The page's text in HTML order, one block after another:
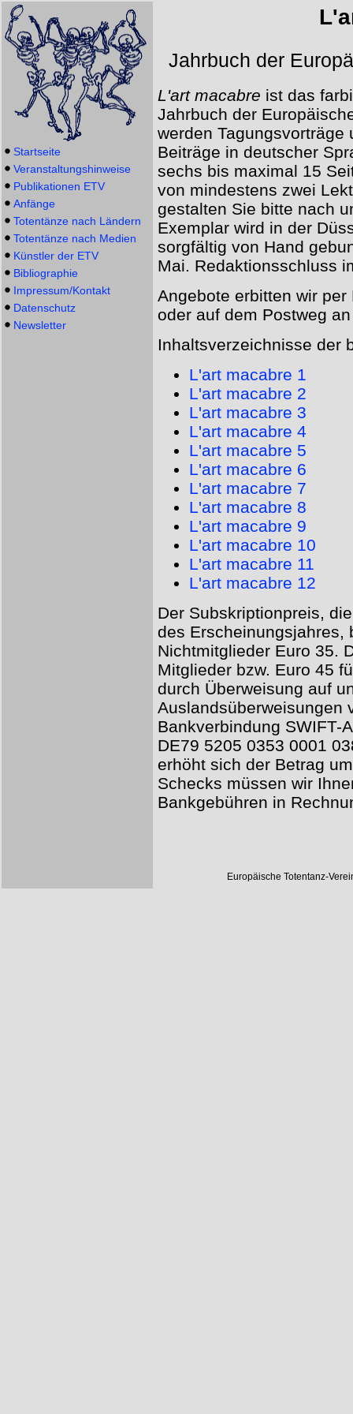
Startseite
Veranstaltungshinweise
Publikationen ETV
Anfänge
Totentänze nach Ländern
Totentänze nach Medien
Künstler der ETV
Bibliographie
Impressum/Kontakt
Datenschutz
Newsletter
Jahrbuch der
L'art macabre ist das
Jahrbuch der
werden
Beiträge in deutscher
sechs bis maximal 15
von mindestens zwei
gestalten Sie bitte nach
Exemplar wird in der
sorgfältig von Hand
Mai. Redaktionsschluss
Angebote erbitten wir
oder auf dem Postweg
Inhaltsverzeichnisse der
L'art macabre 1
L'art macabre 2
L'art macabre 3
L'art macabre 4
L'art macabre 5
L'art macabre 6
L'art macabre 7
L'art macabre 8
L'art macabre 9
L'art macabre 10
L'art macabre 11
L'art macabre 12
Der Subskriptionpreis,
des Erscheinungsjahres,
Nichtmitglieder Euro 35.
Mitglieder bzw. Euro 45
durch Überweisung auf
Auslandsüberweisungen
Bankverbindung SWIFT-
DE79 5205 0353 0001
erhöht sich der Betrag
Schecks müssen wir
Bankgebühren in
Europäische Totentanz-